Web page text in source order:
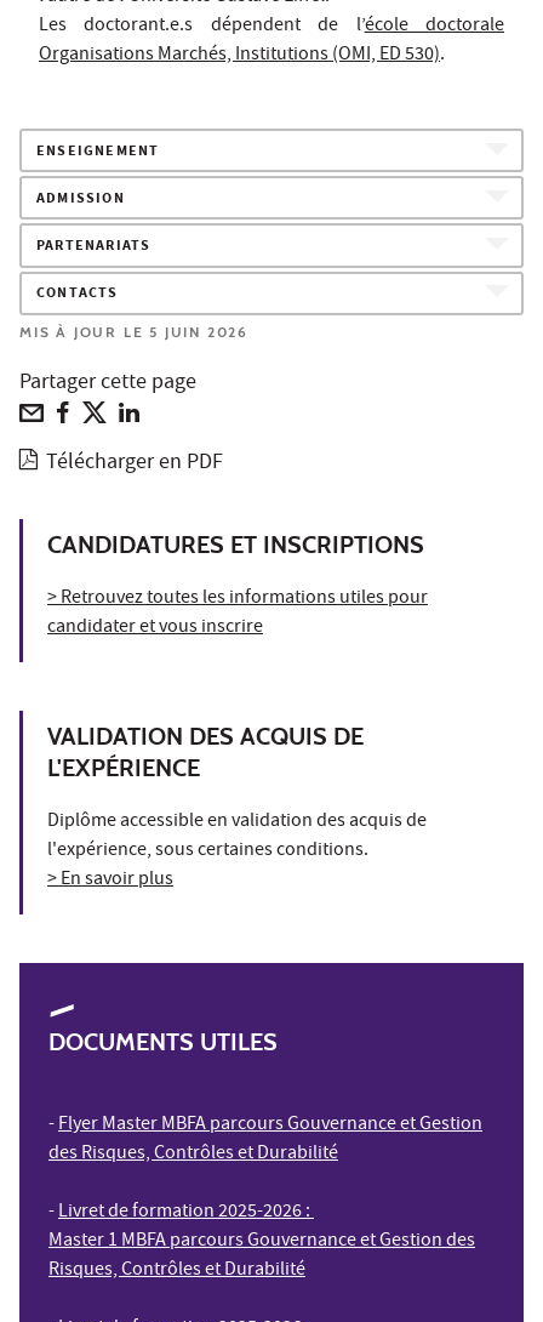
Les doctorant.e.s dépendent de l’école doctorale
Organisations Marchés, Institutions (OMI, ED 530).
ENSEIGNEMENT
ADMISSION
PARTENARIATS
CONTACTS
MIS À JOUR LE 5 JUIN 2026
Partager cette page
Télécharger en PDF
CANDIDATURES ET INSCRIPTIONS
> Retrouvez toutes les informations utiles pour
candidater et vous inscrire
VALIDATION DES ACQUIS DE
L'EXPÉRIENCE
Diplôme accessible en validation des acquis de
l'expérience, sous certaines conditions.
> En savoir plus
DOCUMENTS UTILES
-Flyer Master MBFA parcours Gouvernance et Gestion
des Risques, Contrôles et Durabilité
-Livret de formation 2025-2026 :
Master 1 MBFA parcours Gouvernance et Gestion des
Risques, Contrôles et Durabilité